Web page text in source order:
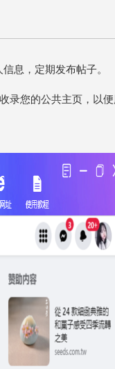
息，定期发布帖子。
录您的公共主页，以便